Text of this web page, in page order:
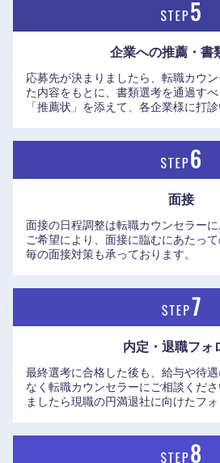
企業への推薦・書
応募先が決まりましたら、転職カウ
た内容をもとに、書類選考を通過す
「推薦状」を添えて、各企業様に打診
面接
面接の日程調整は転職カウンセラーに
ご希望により、面接に臨むにあたっ
毎の面接対策も承っております。
内定・退職フォ
最終選考に合格した後も、給与や待
なく転職カウンセラーにご相談くだ
ましたら現職の円満退社に向けたフォ
近畿地方
奈良県